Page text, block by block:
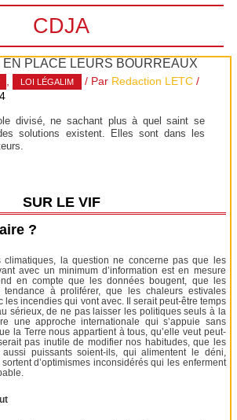
CDJA
EN PLACE LEURS BOURREAUX
, LOI LÉGALIM / Par Redaction LETC /
divisé, ne sachant plus à quel saint se
solutions existent. Elles sont dans les
SUR LE VIF
?
climatiques, la question ne concerne pas que les
avec un minimum d’information est en mesure
en compte que les données bougent, que les
tendance à proliférer, que les chaleurs estivales
les incendies qui vont avec. Il serait peut-être temps
sérieux, de ne pas laisser les politiques seuls à la
une approche internationale qui s’appuie sans
la Terre nous appartient à tous, qu’elle veut peut-
pas inutile de modifier nos habitudes, que les
puissants soient-ils, qui alimentent le déni,
d’optimismes inconsidérés qui les enferment